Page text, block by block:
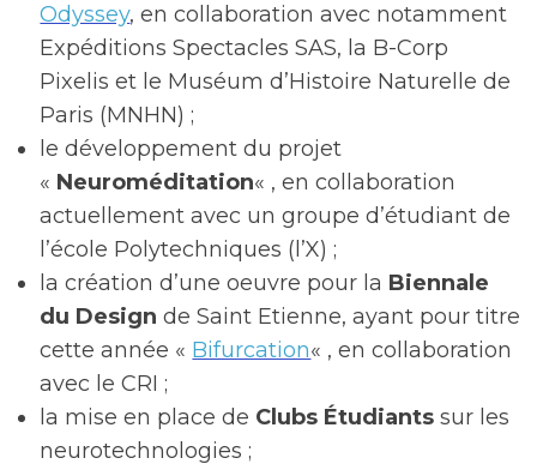
Odyssey, en collaboration avec notamment
Expéditions Spectacles SAS, la B-Corp
Pixelis et le Muséum d’Histoire Naturelle de
Paris (MNHN) ;
le développement du projet
« Neuroméditation« , en collaboration
actuellement avec un groupe d’étudiant de
l’école Polytechniques (l’X) ;
la création d’une oeuvre pour la Biennale
du Design de Saint Etienne, ayant pour titre
cette année « Bifurcation« , en collaboration
avec le CRI ;
la mise en place de Clubs Étudiants sur les
neurotechnologies ;